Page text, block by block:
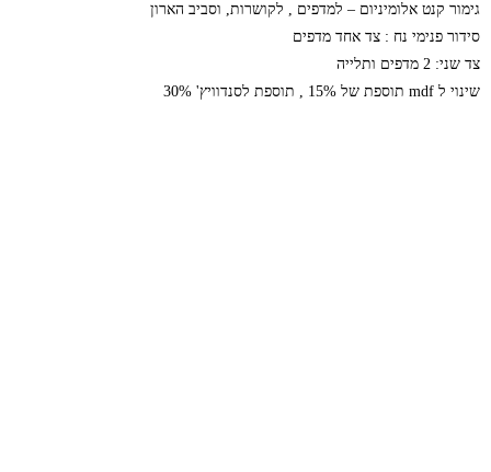
גימור קנט אלומיניום – למדפים , לקושרות, וסביב הארון
סידור פנימי נח : צד אחד מדפים
צד שני: 2 מדפים ותלייה
שינוי ל mdf תוספת של 15% , תוספת לסנדוויץ' 30%